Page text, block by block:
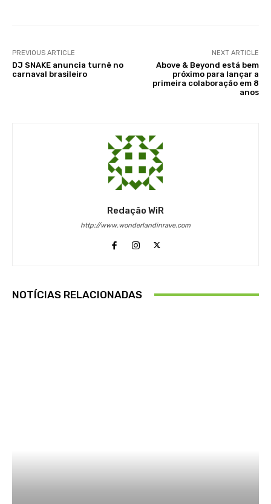
PREVIOUS ARTICLE
DJ SNAKE anuncia turnê no
carnaval brasileiro
NEXT ARTICLE
Above & Beyond está bem
próximo para lançar a
primeira colaboração em 8
anos
Redação WiR
http://www.wonderlandinrave.com
NOTÍCIAS RELACIONADAS